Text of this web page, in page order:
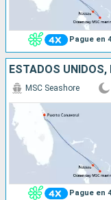
Pague en
ESTADOS
Pague en
MSC Seashore